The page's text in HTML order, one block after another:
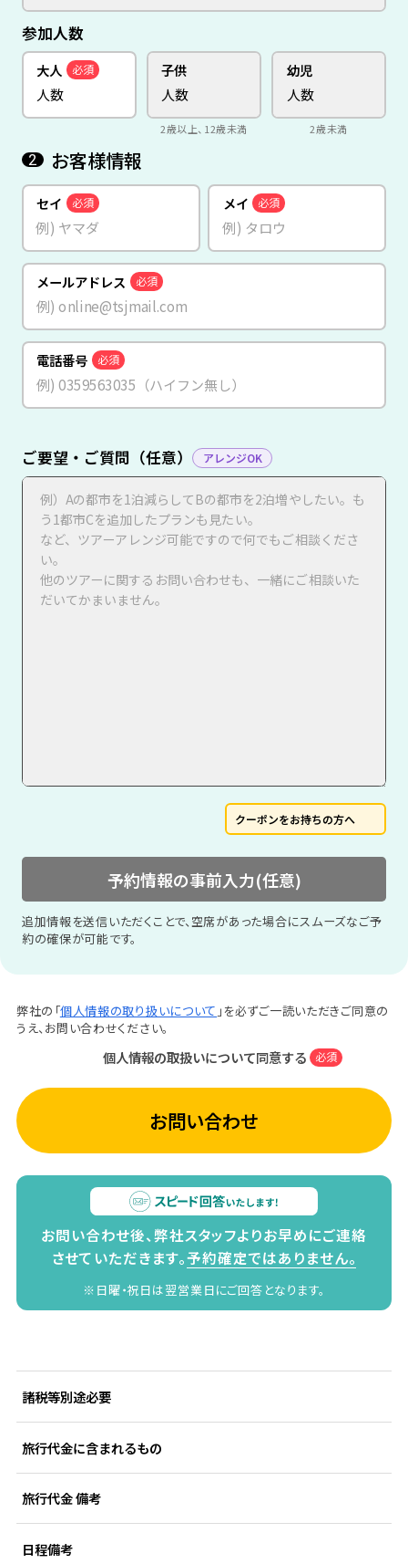
参加人数
大人 必須 子供
2歳以上、12歳未満
幼児
2歳未満
2 お客様情報
セイ 必須 メイ 必須
メールアドレス 必須
電話番号 必須
ご要望・ご質問（任意） アレンジOK
クーポンをお持ちの方へ
予約情報の事前入力(任意)
追加情報を送信いただくことで、空席があった場合にスムーズなご予
約の確保が可能です。
弊社の「個人情報の取り扱いについて 」を必ずご一読いただきご同意の
うえ、お問い合わせください。
個人情報の取扱いについて同意する 必須
お問い合わせ
お問い合わせ後、弊社スタッフよりお早めにご連絡
させていただきます。予約確定ではありません。
※日曜・祝日は翌営業日にご回答となります。
諸税等別途必要
旅行代金に含まれるもの
旅行代金 備考
日程備考